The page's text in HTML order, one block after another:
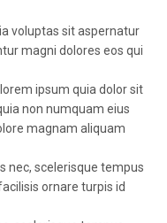
voluptas sit aspernatur
magni dolores eos qui
ipsum quia dolor sit
non numquam eius
magnam aliquam
nec, scelerisque tempus
ornare turpis id